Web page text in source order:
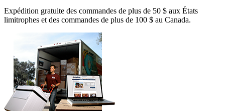
Expédition gratuite des commandes de plus de 50 $ aux États
limitrophes et des commandes de plus de 100 $ au Canada.